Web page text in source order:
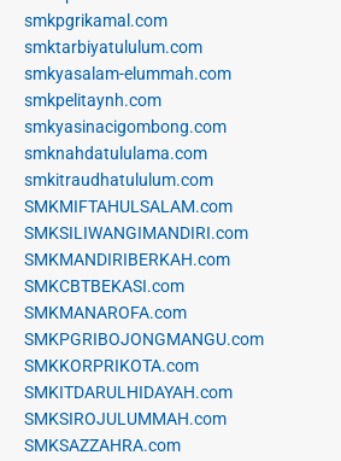
smkpgrikamal.com
smktarbiyatululum.com
smkyasalam-elummah.com
smkpelitaynh.com
smkyasinacigombong.com
smknahdatululama.com
smkitraudhatululum.com
SMKMIFTAHULSALAM.com
SMKSILIWANGIMANDIRI.com
SMKMANDIRIBERKAH.com
SMKCBTBEKASI.com
SMKMANAROFA.com
SMKPGRIBOJONGMANGU.com
SMKKORPRIKOTA.com
SMKITDARULHIDAYAH.com
SMKSIROJULUMMAH.com
SMKSAZZAHRA.com